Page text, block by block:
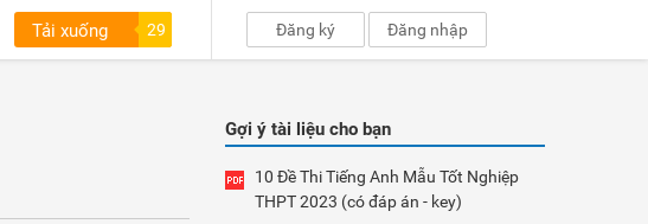
Tải xuống 29 Đăng ký Đăng nhập
Gợi ý tài liệu cho bạn
10 Đề Thi Tiếng Anh Mẫu Tốt Nghiệp
THPT 2023 (có đáp án - key)